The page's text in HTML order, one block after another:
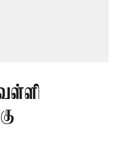
வள்ளி